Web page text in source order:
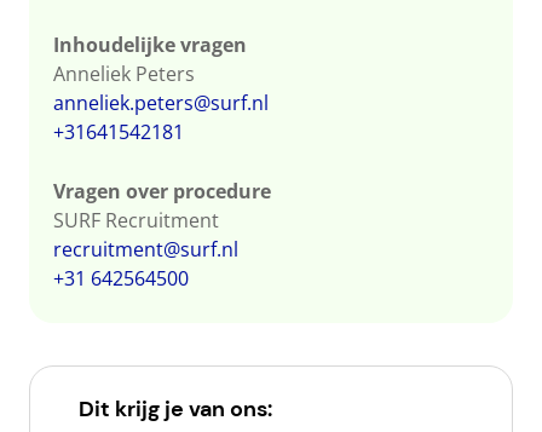
Inhoudelijke vragen
Anneliek Peters
anneliek.peters@surf.nl
+31641542181
Vragen over procedure
SURF Recruitment
recruitment@surf.nl
+31 642564500
Dit krijg je van ons: